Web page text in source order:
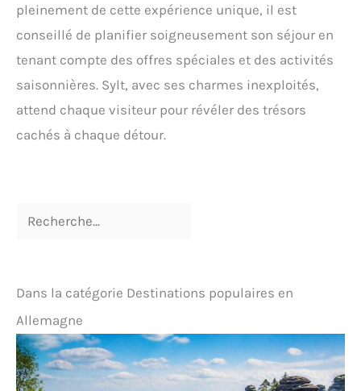
pleinement de cette expérience unique, il est
conseillé de planifier soigneusement son séjour en
tenant compte des offres spéciales et des activités
saisonnières. Sylt, avec ses charmes inexploités,
attend chaque visiteur pour révéler des trésors
cachés à chaque détour.
Dans la catégorie Destinations populaires en
Allemagne